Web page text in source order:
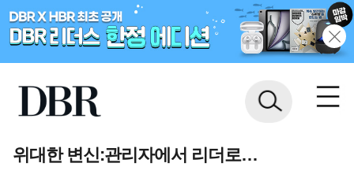
위대한 변신:관리자에서 리더로…